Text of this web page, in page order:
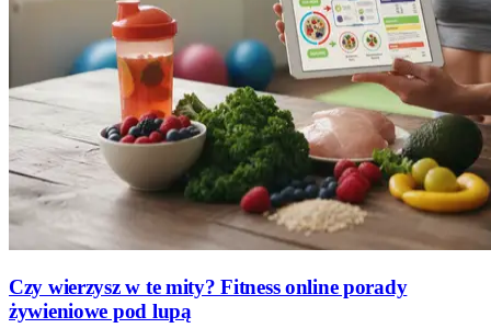
Czy wierzysz w te mity? Fitness online porady
żywieniowe pod lupą